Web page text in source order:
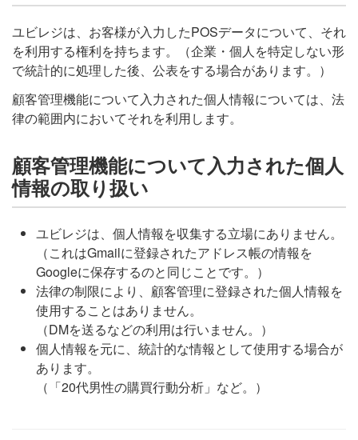
ユビレジは、お客様が入力したPOSデータについて、それ
を利用する権利を持ちます。（企業・個人を特定しない形
で統計的に処理した後、公表をする場合があります。）
顧客管理機能について入力された個人情報については、法
律の範囲内においてそれを利用します。
顧客管理機能について入力された個人
情報の取り扱い
ユビレジは、個人情報を収集する立場にありません。
（これはGmailに登録されたアドレス帳の情報を
Googleに保存するのと同じことです。）
法律の制限により、顧客管理に登録された個人情報を
使用することはありません。
（DMを送るなどの利用は行いません。）
個人情報を元に、統計的な情報として使用する場合が
あります。
（「20代男性の購買行動分析」など。）